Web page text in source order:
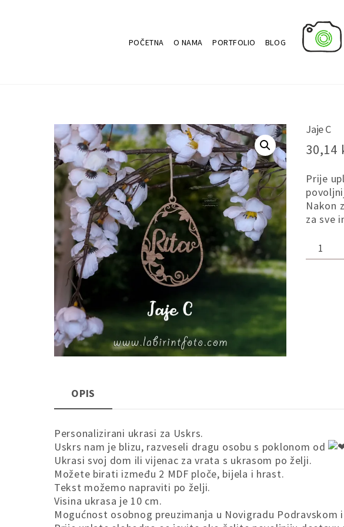
POČETNA O NAMA PORTFOLIO BLOG
Jaje C
30,14
Prije
Nakon
za sve
JAJE
OPIS
Personalizirani ukrasi za Uskrs.
Uskrs nam je blizu, razveseli dragu osobu s poklonom od
Ukrasi svoj dom ili vijenac za vrata s ukrasom po želji.
Možete birati između 2 MDF ploče, bijela i hrast.
Tekst možemo napraviti po želji.
Visina ukrasa je 10 cm.
Mogućnost osobnog preuzimanja u Novigradu Podravskom